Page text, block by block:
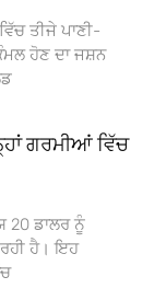
ਤੀਜੇ ਪਾਣੀ-
ਹੋਣ ਦਾ ਜਸ਼ਨ
ਗਰਮੀਆਂ ਵਿੱਚ
20 ਡਾਲਰ ਨੂੰ
ਹੈ। ਇਹ